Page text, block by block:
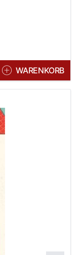
WARENKORB